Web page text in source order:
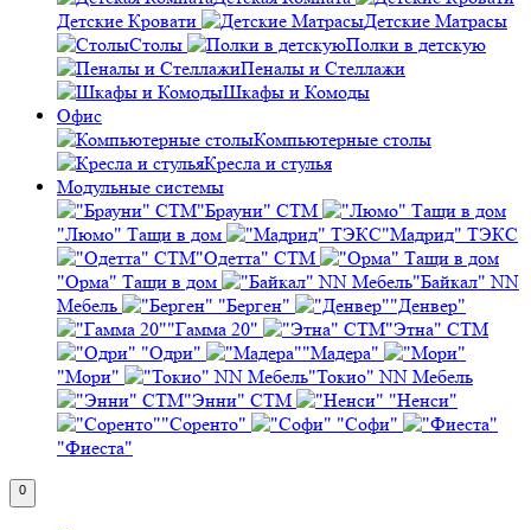
Детские Кровати
Детские Матрасы
Столы
Полки в детскую
Пеналы и Стеллажи
Шкафы и Комоды
Офис
Компьютерные столы
Кресла и стулья
Модульные системы
"Брауни" СТМ
"Люмо" Тащи в дом
"Мадрид" ТЭКС
"Одетта" СТМ
"Орма" Тащи в дом
"Байкал" NN
Мебель
"Берген"
"Денвер"
"Гамма 20"
"Этна" СТМ
"Одри"
"Мадера"
"Мори"
"Токио" NN Мебель
"Энни" СТМ
"Ненси"
"Соренто"
"Софи"
"Фиеста"
0